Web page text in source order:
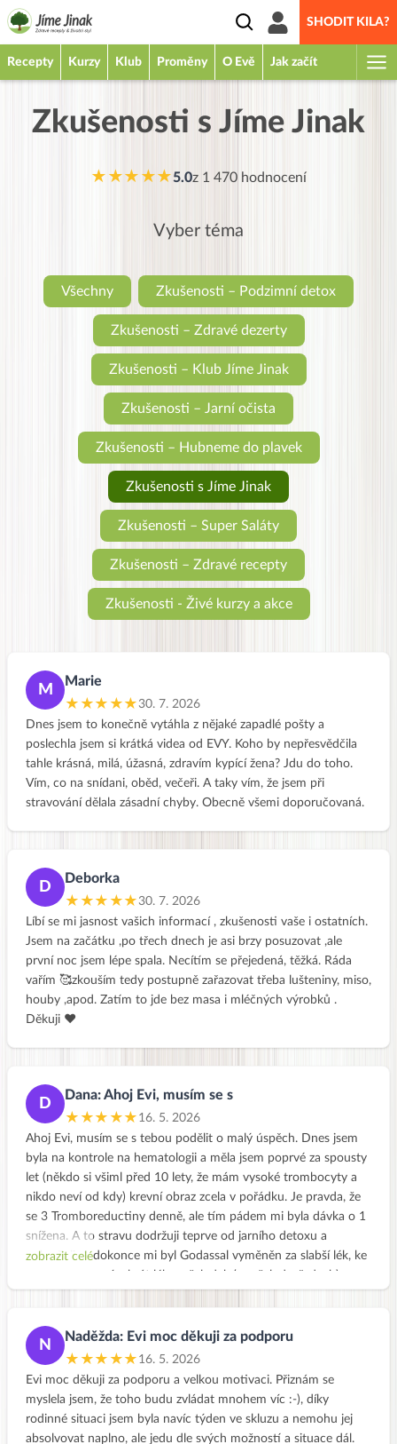
SHODIT KILA?
Recepty Kurzy Klub Proměny O Evě Jak začít
Zkušenosti s Jíme Jinak
★★★★★5.0z 1 470hodnocení
Vyber téma
Všechny Zkušenosti – Podzimní detox
Zkušenosti – Zdravé dezerty
Zkušenosti – Klub Jíme Jinak
Zkušenosti – Jarní očista
Zkušenosti – Hubneme do plavek
Zkušenosti s Jíme Jinak
Zkušenosti – Super Saláty
Zkušenosti – Zdravé recepty
Zkušenosti - Živé kurzy a akce
M
Marie
★★★★★30. 7. 2026
Dnes jsem to konečně vytáhla z nějaké zapadlé pošty a
poslechla jsem si krátká videa od EVY. Koho by nepřesvědčila
tahle krásná, milá, úžasná, zdravím kypící žena? Jdu do toho.
Vím, co na snídani, oběd, večeři. A taky vím, že jsem při
stravování dělala zásadní chyby. Obecně všemi doporučovaná.
D
Deborka
★★★★★30. 7. 2026
Líbí se mi jasnost vašich informací , zkušenosti vaše i ostatních.
Jsem na začátku ,po třech dnech je asi brzy posuzovat ,ale
první noc jsem lépe spala. Necítím se přejedená, těžká. Ráda
vařím 🥰zkouším tedy postupně zařazovat třeba lušteniny, miso,
houby ,apod. Zatím to jde bez masa i mléčných výrobků .
Děkuji ❤️
D
Dana: Ahoj Evi, musím se s
★★★★★ 16. 5. 2026
Ahoj Evi, musím se s tebou podělit o malý úspěch. Dnes jsem
byla na kontrole na hematologii a měla jsem poprvé za spousty
let (někdo si všiml před 10 lety, že mám vysoké trombocyty a
nikdo neví od kdy) krevní obraz zcela v pořádku. Je pravda, že
se 3 Tromboreductiny denně, ale tím pádem mi byla dávka o 1
snížena. A to stravu dodržuji teprve od jarního detoxu a
pokračuji. A dokonce mi byl Godassal vyměněn za slabší lék, ke
aby mi oslabovalo svalstvo právě nedostatkem bílkovin, mám
na mysli těch živočišných. Můžu být v klidu a pustit strach, aby
mě nebrzdil a nepronásledoval mě ? Trochu jsem zhubla, odešla
mi pneumatika kolem břicha, takže jsem ráda a dál už bych
nemusela hubnout. Mám obavy, aby to nešlo právě ze svalů.
Děkuji moc a hezký den, Dana
zobrazit celé
N
Naděžda: Evi moc děkuji za podporu
★★★★★ 16. 5. 2026
Evi moc děkuji za podporu a velkou motivaci. Přiznám se
myslela jsem, že toho budu zvládat mnohem víc :-), díky
rodinné situaci jsem byla navíc týden ve skluzu a nemohu jej
absolvovat naplno, ale jedu dle svých možností a situace dál.